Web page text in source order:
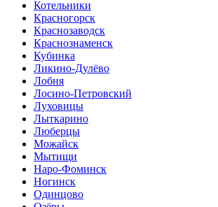
Котельники
Красногорск
Краснозаводск
Краснознаменск
Кубинка
Ликино-Дулёво
Лобня
Лосино-Петровский
Луховицы
Лыткарино
Люберцы
Можайск
Мытищи
Наро-Фоминск
Ногинск
Одинцово